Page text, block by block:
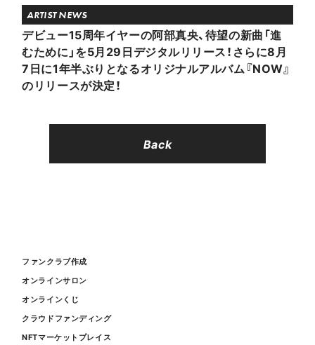
ARTIST NEWS
デビュー15周年イヤーの阿部真央、待望の新曲「進
むために」を5月29日デジタルリリース！さらに8月
7日に1年半ぶりとなるオリジナルアルバム『NOW』
のリリースが決定！
Back
ファンクラブ作成
オンラインサロン
オンラインくじ
クラウドファンディング
NFTマーケットプレイス